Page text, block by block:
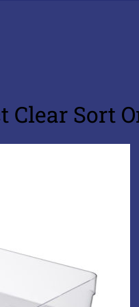
Clear Sort